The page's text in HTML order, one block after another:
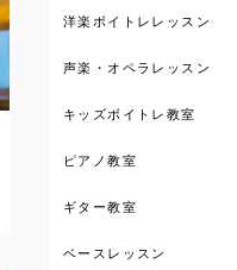
洋楽ボイトレレッスン
声楽・オペラレッスン
キッズボイトレ教室
ピアノ教室
ギター教室
ベースレッスン